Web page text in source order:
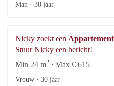
Man · 38 jaar
Nicky zoekt een Appartement
Stuur Nicky een bericht!
Min 24 m2 · Max € 615
Vrouw · 30 jaar